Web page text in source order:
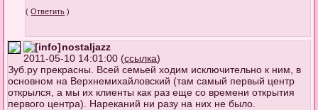
(Ответить )
nostaljazz
2011-05-10 14:01:00 (ссылка)
Зуб.ру прекрасны. Всей семьей ходим исключительно к ним, в
основном на Верхнемихайловский (там самый первый центр
открылся, а мы их клиенты как раз еще со времени открытия
первого центра). Нареканий ни разу на них не было.